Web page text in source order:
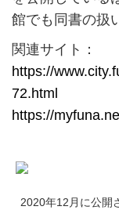
館でも同書の扱
関連サイト：
https://
72.html
https://
2020年12月に公開